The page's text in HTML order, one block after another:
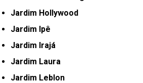
Jardim Hollywood
Jardim Ipê
Jardim Irajá
Jardim Laura
Jardim Leblon